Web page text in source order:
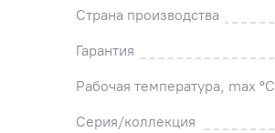
возвращает ей привычный вкус и помогает в
Страна производства
Гарантия
Рабочая температура, max °C
Серия/коллекция